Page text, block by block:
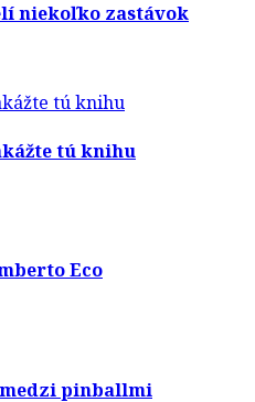
niekoľko zastávok
tú knihu
Eco
pinballmi